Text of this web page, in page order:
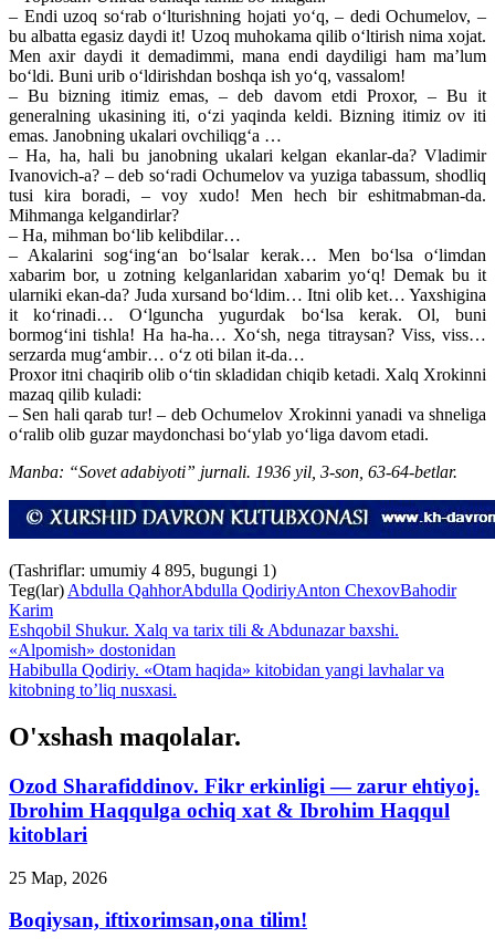
– Endi uzoq so‘rab o‘lturishning hojati yo‘q, – dedi Ochumelov, –
bu albatta egasiz daydi it! Uzoq muhokama qilib o‘ltirish nima xojat.
Men axir daydi it demadimmi, mana endi daydiligi ham ma’lum
bo‘ldi. Buni urib o‘ldirishdan boshqa ish yo‘q, vassalom!
– Bu bizning itimiz emas, – deb davom etdi Proxor, – Bu it
generalning ukasining iti, o‘zi yaqinda keldi. Bizning itimiz ov iti
emas. Janobning ukalari ovchiliqg‘a …
– Ha, ha, hali bu janobning ukalari kelgan ekanlar-da? Vladimir
Ivanovich-a? – deb so‘radi Ochumelov va yuziga tabassum, shodliq
tusi kira boradi, – voy xudo! Men hech bir eshitmabman-da.
Mihmanga kelgandirlar?
– Ha, mihman bo‘lib kelibdilar…
– Akalarini sog‘ing‘an bo‘lsalar kerak… Men bo‘lsa o‘limdan
xabarim bor, u zotning kelganlaridan xabarim yo‘q! Demak bu it
ularniki ekan-da? Juda xursand bo‘ldim… Itni olib ket… Yaxshigina
it ko‘rinadi… O‘lguncha yugurdak bo‘lsa kerak. Ol, buni
bormog‘ini tishla! Ha ha-ha… Xo‘sh, nega titraysan? Viss, viss…
serzarda mug‘ambir… o‘z oti bilan it-da…
Proxor itni chaqirib olib o‘tin skladidan chiqib ketadi. Xalq Xrokinni
mazaq qilib kuladi:
– Sen hali qarab tur! – deb Ochumelov Xrokinni yanadi va shneliga
o‘ralib olib guzar maydonchasi bo‘ylab yo‘liga davom etadi.
Manba: “Sovet adabiyoti” jurnali. 1936 yil, 3-son, 63-64-betlar.
(Tashriflar: umumiy 4 895, bugungi 1)
Teg(lar) Abdulla QahhorAbdulla QodiriyAnton ChexovBahodir
Karim
Eshqobil Shukur. Xalq va tarix tili & Abdunazar baxshi.
«Alpomish» dostonidan
Habibulla Qodiriy. «Otam haqida» kitobidan yangi lavhalar va
kitobning to’liq nusxasi.
O'xshash maqolalar.
Ozod Sharafiddinov. Fikr erkinligi — zarur ehtiyoj.
Ibrohim Haqqulga ochiq xat & Ibrohim Haqqul
kitoblari
25 Мар, 2026
Boqiysan, iftixorimsan,ona tilim!